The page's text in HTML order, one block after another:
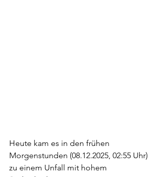
Heute kam es in den frühen
Morgenstunden (08.12.2025, 02:55 Uhr)
zu einem Unfall mit hohem